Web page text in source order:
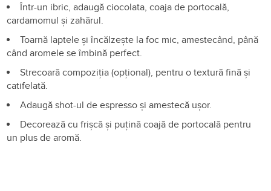
Într-un ibric, adaugă ciocolata, coaja de portocală,
cardamomul și zahărul.
Toarnă laptele și încălzește la foc mic, amestecând, până
când aromele se îmbină perfect.
Strecoară compoziția (opțional), pentru o textură fină și
catifelată.
Adaugă shot-ul de espresso și amestecă ușor.
Decorează cu frișcă și puțină coajă de portocală pentru
un plus de aromă.